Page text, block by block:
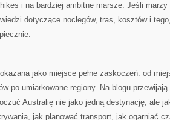
i na bardziej ambitne marsze. Jeśli marzy
dotyczące noclegów, tras, kosztów i
jako miejsce pełne zaskoczeń: od
po umiarkowane regiony. Na blogu
Australię nie jako jedną destynację, ale
jak planować transport, jak ogarniać